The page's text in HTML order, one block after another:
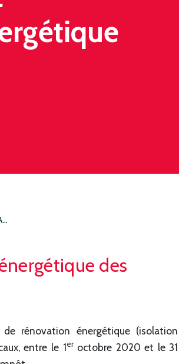
CRÉDIT D'IMPÔT RÉNOVATION ÉNERGÉTIQUE DES LOCAUX
des
rénovation énergétique (isolation
entre le 1eroctobre 2020 et le 31